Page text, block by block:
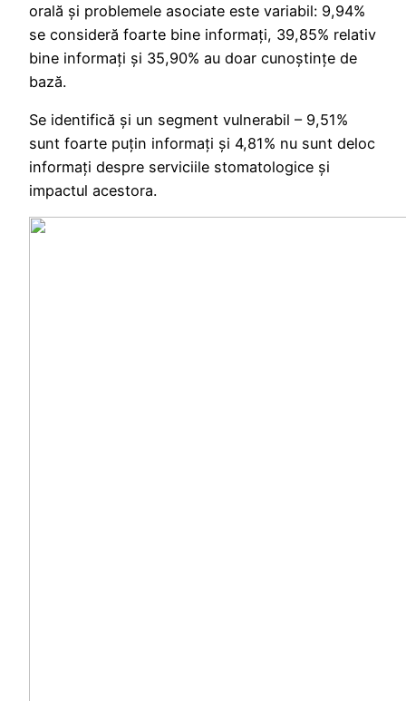
orală și problemele asociate este variabil: 9,94%
se consideră foarte bine informați, 39,85% relativ
bine informați și 35,90% au doar cunoștințe de
bază.
Se identifică și un segment vulnerabil – 9,51%
sunt foarte puțin informați și 4,81% nu sunt deloc
informați despre serviciile stomatologice și
impactul acestora.